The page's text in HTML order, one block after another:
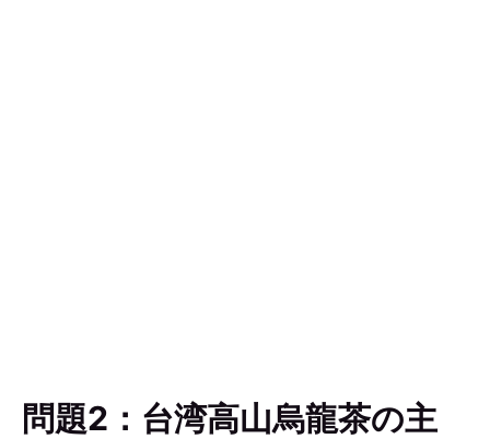
問題2：台湾高山烏龍茶の主